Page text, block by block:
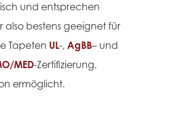
und entsprechen
also bestens geeignet für
Tapeten UL-, AgBB– und
MED-Zertifizierung,
ermöglicht.